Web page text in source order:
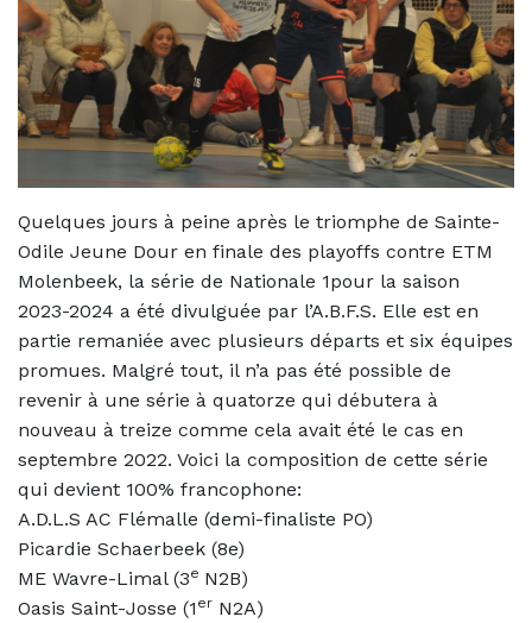
Quelques jours à peine après le triomphe de Sainte-
Odile Jeune Dour en finale des playoffs contre ETM
Molenbeek, la série de Nationale 1pour la saison
2023-2024 a été divulguée par l’A.B.F.S. Elle est en
partie remaniée avec plusieurs départs et six équipes
promues. Malgré tout, il n’a pas été possible de
revenir à une série à quatorze qui débutera à
nouveau à treize comme cela avait été le cas en
septembre 2022. Voici la composition de cette série
qui devient 100% francophone:
A.D.L.S AC Flémalle (demi-finaliste PO)
Picardie Schaerbeek (8e)
ME Wavre-Limal (3e N2B)
Oasis Saint-Josse (1 er N2A)